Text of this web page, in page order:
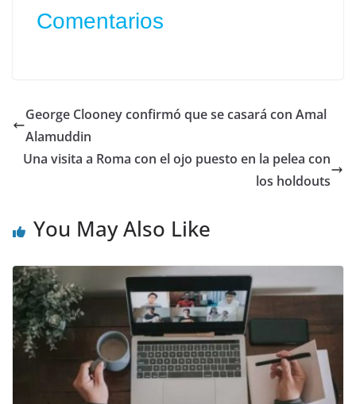
Comentarios
George Clooney confirmó que se casará con Amal
Alamuddin
Una visita a Roma con el ojo puesto en la pelea con
los holdouts
You May Also Like